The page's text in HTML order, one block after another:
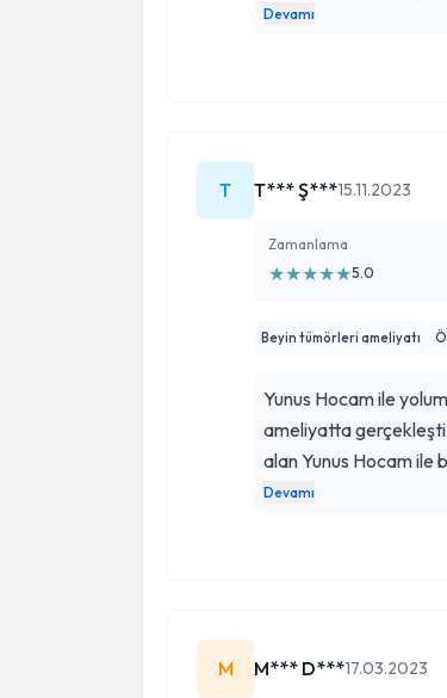
Ameliyat sonrası ilgisi,
Devamı
T T*** Ş***15.11.2023
Zamanlama
★★★★★5.0
Beyin tümörleri ameliyatı
Yunus Hocam ile
ameliyatta gerçekleşti. Güner
alan Yunus Hocam ile
yüzlü, tecrübeli ve
düşüncesiyle
Devamı
M M*** D***17.03.2023